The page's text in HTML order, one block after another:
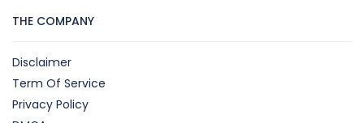
THE COMPANY
Disclaimer
Term Of Service
Privacy Policy